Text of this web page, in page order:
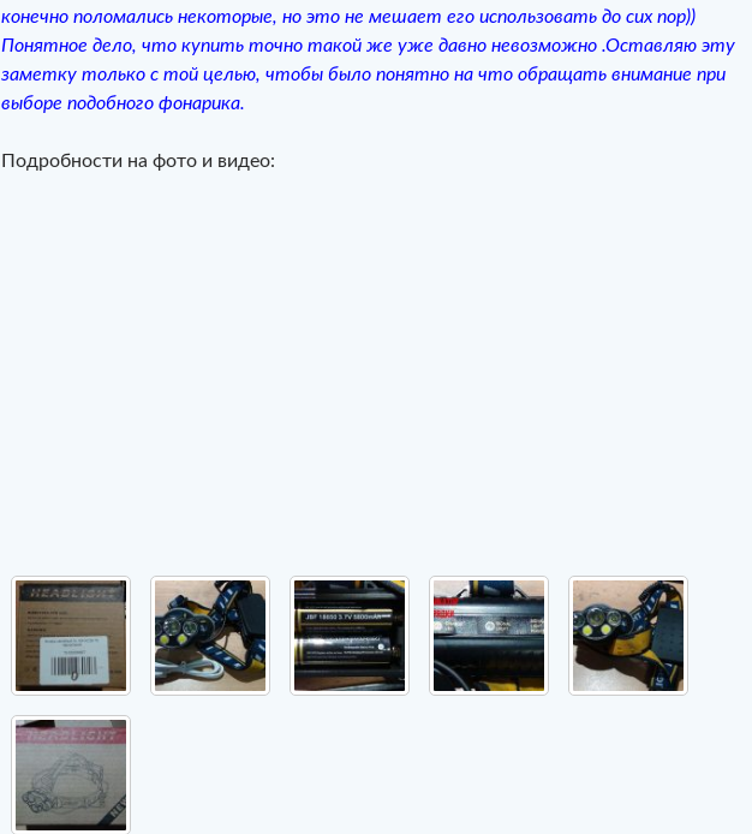
конечно поломались некоторые, но это не мешает его использовать до сих пор))
Понятное дело, что купить точно такой же уже давно невозможно .Оставляю эту
заметку только с той целью, чтобы было понятно на что обращать внимание при
выборе подобного фонарика.
Подробности на фото и видео: